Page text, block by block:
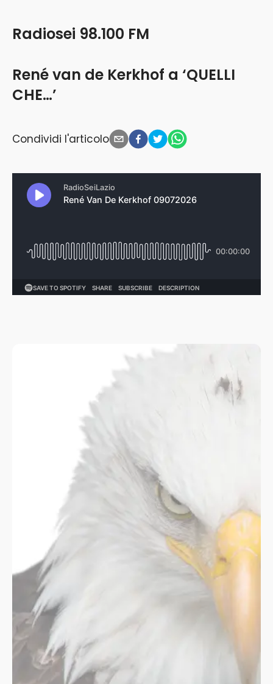
René van de Kerkhof a ‘QUELLI
CHE…’
Radiosei 98.100 FM
Condividi l'articolo